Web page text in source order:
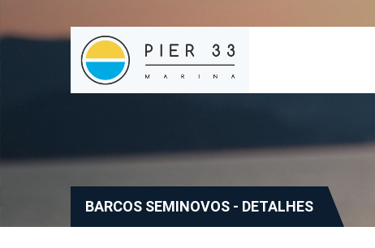
BARCOS SEMINOVOS - DETALHES